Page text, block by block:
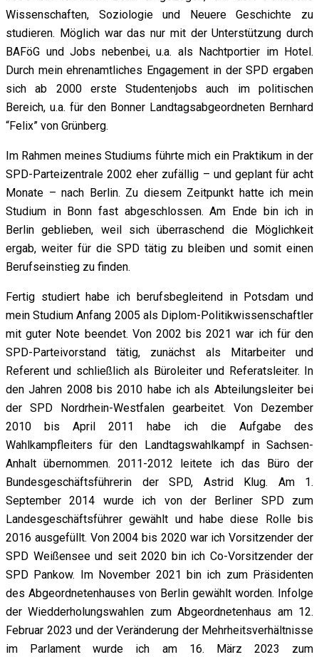
Wissenschaften, Soziologie und Neuere Geschichte zu
studieren. Möglich war das nur mit der Unterstützung durch
BAFöG und Jobs nebenbei, u.a. als Nachtportier im Hotel.
Durch mein ehrenamtliches Engagement in der SPD ergaben
sich ab 2000 erste Studentenjobs auch im politischen
Bereich, u.a. für den Bonner Landtagsabgeordneten Bernhard
“Felix” von Grünberg.
Im Rahmen meines Studiums führte mich ein Praktikum in der
SPD-Parteizentrale 2002 eher zufällig – und geplant für acht
Monate – nach Berlin. Zu diesem Zeitpunkt hatte ich mein
Studium in Bonn fast abgeschlossen. Am Ende bin ich in
Berlin geblieben, weil sich überraschend die Möglichkeit
ergab, weiter für die SPD tätig zu bleiben und somit einen
Berufseinstieg zu finden.
Fertig studiert habe ich berufsbegleitend in Potsdam und
mein Studium Anfang 2005 als Diplom-Politikwissenschaftler
mit guter Note beendet. Von 2002 bis 2021 war ich für den
SPD-Parteivorstand tätig, zunächst als Mitarbeiter und
Referent und schließlich als Büroleiter und Referatsleiter. In
den Jahren 2008 bis 2010 habe ich als Abteilungsleiter bei
der SPD Nordrhein-Westfalen gearbeitet. Von Dezember
2010 bis April 2011 habe ich die Aufgabe des
Wahlkampfleiters für den Landtagswahlkampf in Sachsen-
Anhalt übernommen. 2011-2012 leitete ich das Büro der
Bundesgeschäftsführerin der SPD, Astrid Klug. Am 1.
September 2014 wurde ich von der Berliner SPD zum
Landesgeschäftsführer gewählt und habe diese Rolle bis
2016 ausgefüllt. Von 2004 bis 2020 war ich Vorsitzender der
SPD Weißensee und seit 2020 bin ich Co-Vorsitzender der
SPD Pankow. Im November 2021 bin ich zum Präsidenten
des Abgeordnetenhauses von Berlin gewählt worden. Infolge
der Wiedderholungswahlen zum Abgeordnetenhaus am 12.
Februar 2023 und der Veränderung der Mehrheitsverhältnisse
im Parlament wurde ich am 16. März 2023 zum